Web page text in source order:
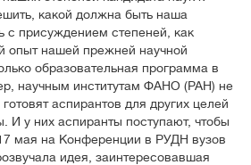
какой должна быть наша
с присуждением степеней, как
опыт нашей прежней научной
образовательная программа в
научным институтам ФАНО (РАН) не
аспирантов для других целей
И у них аспиранты поступают, чтобы
мая на Конференции в РУДН вузов
идея, заинтересовавшая